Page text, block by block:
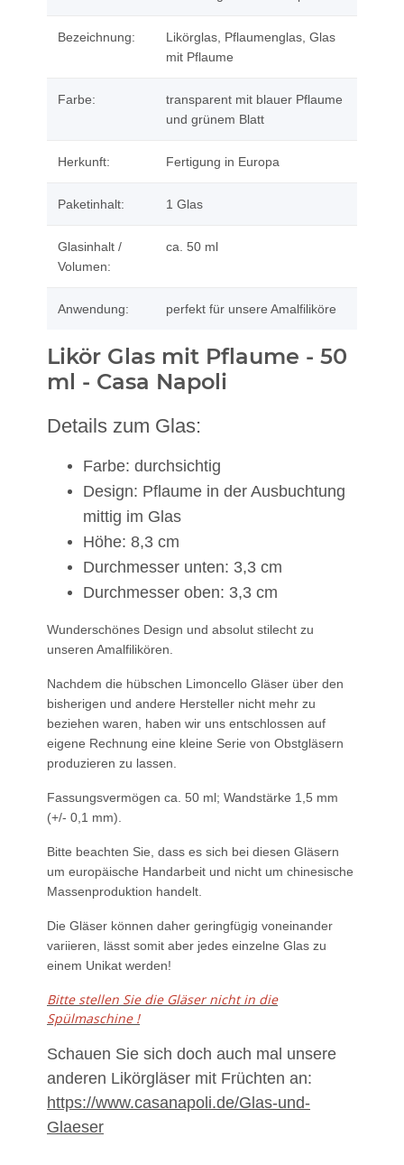
Bezeichnung:
Likörglas, Pflaumenglas, Glas
mit Pflaume
Farbe:
transparent mit blauer Pflaume
und grünem Blatt
Herkunft: Fertigung in Europa
Paketinhalt: 1 Glas
Glasinhalt /
Volumen:
ca. 50 ml
Anwendung: perfekt für unsere Amalfiliköre
Likör Glas mit Pflaume - 50
ml - Casa Napoli
Details zum Glas:
Farbe: durchsichtig
Design: Pflaume in der Ausbuchtung
mittig im Glas
Höhe: 8,3 cm
Durchmesser unten: 3,3 cm
Durchmesser oben: 3,3 cm
Wunderschönes Design und absolut stilecht zu
unseren Amalfilikören.
Nachdem die hübschen Limoncello Gläser über den
bisherigen und andere Hersteller nicht mehr zu
beziehen waren, haben wir uns entschlossen auf
eigene Rechnung eine kleine Serie von Obstgläsern
produzieren zu lassen.
Fassungsvermögen ca. 50 ml; Wandstärke 1,5 mm
(+/- 0,1 mm).
Bitte beachten Sie, dass es sich bei diesen Gläsern
um europäische Handarbeit und nicht um chinesische
Massenproduktion handelt.
Die Gläser können daher geringfügig voneinander
variieren, lässt somit aber jedes einzelne Glas zu
einem Unikat werden!
Bitte stellen Sie die Gläser nicht in die
Spülmaschine !
Schauen Sie sich doch auch mal unsere
anderen Likörgläser mit Früchten an:
https://www.casanapoli.de/Glas-und-
Glaeser